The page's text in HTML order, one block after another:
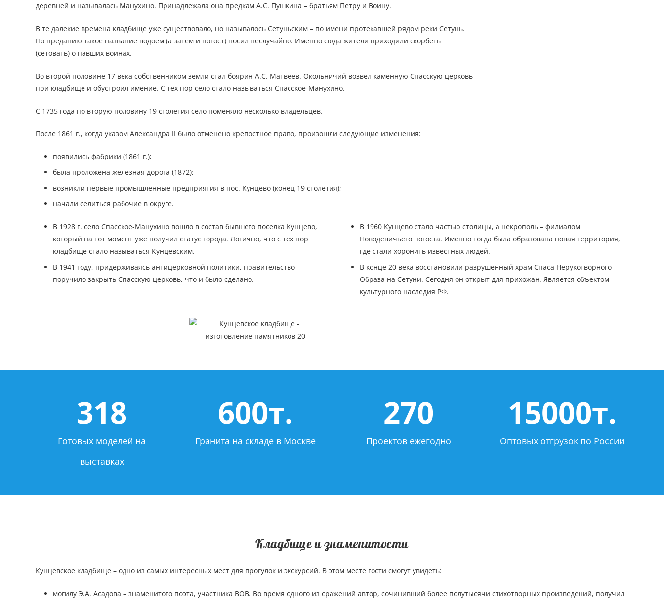
деревней и называлась Манухино. Принадлежала она предкам А.С. Пушкина – братьям Петру и Воину.
В те далекие времена кладбище уже существовало, но называлось Сетуньским – по имени протекавшей рядом реки Сетунь.
По преданию такое название водоем (а затем и погост) носил неслучайно. Именно сюда жители приходили скорбеть
(сетовать) о павших воинах.
Во второй половине 17 века собственником земли стал боярин А.С. Матвеев. Окольничий возвел каменную Спасскую церковь
при кладбище и обустроил имение. С тех пор село стало называться Спасское-Манухино.
С 1735 года по вторую половину 19 столетия село поменяло несколько владельцев.
После 1861 г., когда указом Александра II было отменено крепостное право, произошли следующие изменения:
появились фабрики (1861 г.);
была проложена железная дорога (1872);
возникли первые промышленные предприятия в пос. Кунцево (конец 19 столетия);
начали селиться рабочие в округе.
В 1928 г. село Спасское-Манухино вошло в состав бывшего поселка Кунцево,
который на тот момент уже получил статус города. Логично, что с тех пор
кладбище стало называться Кунцевским.
В 1941 году, придерживаясь антицерковной политики, правительство
поручило закрыть Спасскую церковь, что и было сделано.
В 1960 Кунцево стало частью столицы, а некрополь – филиалом
Новодевичьего погоста. Именно тогда была образована новая территория,
где стали хоронить известных людей.
В конце 20 века восстановили разрушенный храм Спаса Нерукотворного
Образа на Сетуни. Сегодня он открыт для прихожан. Является объектом
культурного наследия РФ.
318
Готовых моделей на
выставках
600т.
Гранита на складе в Москве
270
Проектов ежегодно
15000т.
Оптовых отгрузок по России
Кладбище и знаменитости
Кунцевское кладбище – одно из самых интересных мест для прогулок и экскурсий. В этом месте гости смогут увидеть:
могилу Э.А. Асадова – знаменитого поэта, участника ВОВ. Во время одного из сражений автор, сочинивший более полутысячи стихотворных произведений, получил